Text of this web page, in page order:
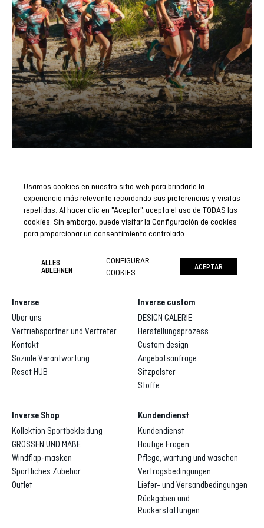
Abonnieren Sie unseren Newsletter
Seien Sie der Erste, der alle unsere Neuigkeiten, Berichte und
Sonderaktionen erfährt.
Inverse
Über uns
Vertriebspartner und Vertreter
Kontakt
Soziale Verantwortung
Reset HUB
Inverse custom
DESIGN GALERIE
Herstellungsprozess
Custom design
Angebotsanfrage
Sitzpolster
Stoffe
Inverse Shop
Kollektion Sportbekleidung
GRÖSSEN UND MAßE
Windflap-masken
Sportliches Zubehör
Outlet
Kundendienst
Kundendienst
Häufige Fragen
Pflege, wartung und waschen
Vertragsbedingungen
Liefer- und Versandbedingungen
Rückgaben und
Rückerstattungen
Usamos cookies en nuestro sitio web para brindarle la
experiencia más relevante recordando sus preferencias y visitas
repetidas. Al hacer clic en "Aceptar", acepta el uso de TODAS las
cookies. Sin embargo, puede visitar la Configuración de cookies
para proporcionar un consentimiento controlado.
ALLES
ABLEHNEN
CONFIGURAR
COOKIES
ACEPTAR